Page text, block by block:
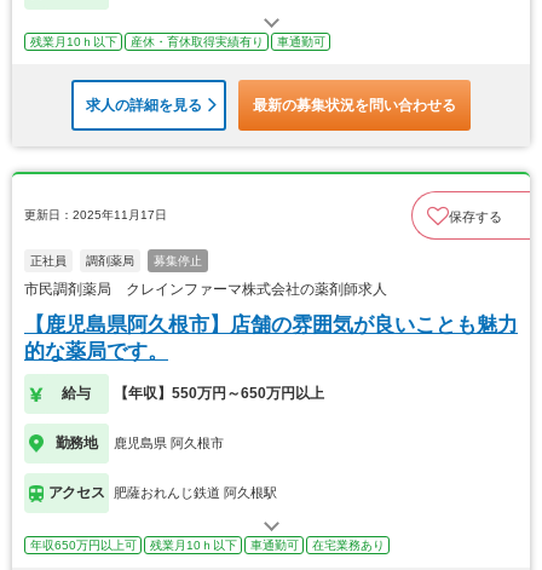
残業月10ｈ以下 産休・育休取得実績有り 車通勤可
求人の詳細を見る 最新の募集状況を問い合わせる
更新日：2025年11月17日 保存する
正社員 調剤薬局 募集停止
市民調剤薬局 クレインファーマ株式会社の薬剤師求人
【鹿児島県阿久根市】店舗の雰囲気が良いことも魅力
的な薬局です。
給与 【年収】550万円～650万円以上
勤務地 鹿児島県 阿久根市
アクセス 肥薩おれんじ鉄道 阿久根駅
年収650万円以上可 残業月10ｈ以下 車通勤可 在宅業務あり